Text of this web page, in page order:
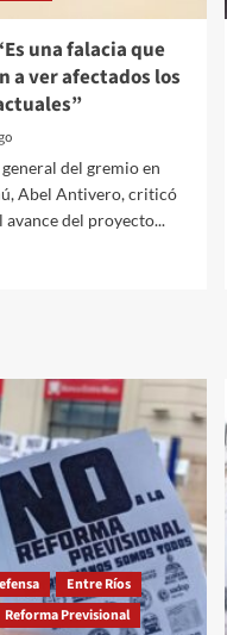
una falacia que
a ver afectados los
del gremio en
Abel Antivero, criticó
avance del proyecto...
Entre Ríos
Reforma Previsional